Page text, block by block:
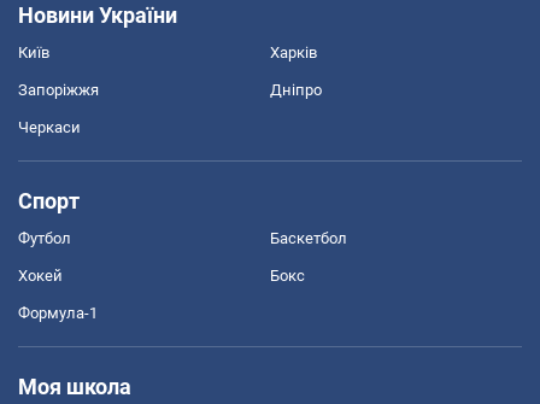
Новини України
Київ Харків
Запоріжжя Дніпро
Черкаси
Спорт
Футбол Баскетбол
Хокей Бокс
Формула-1
Моя школа